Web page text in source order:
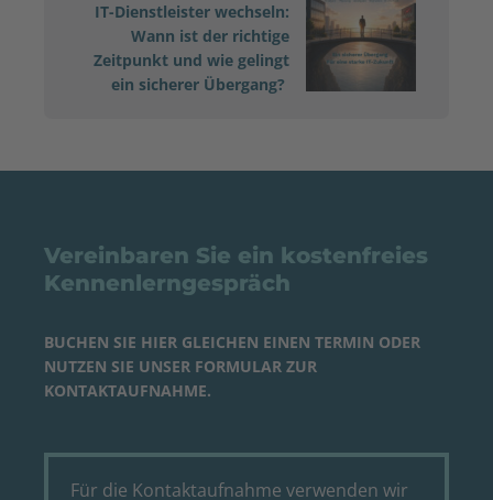
IT-Dienstleister wechseln:
Wann ist der richtige
Zeitpunkt und wie gelingt
ein sicherer Übergang?
Vereinbaren Sie ein kostenfreies
Kennenlerngespräch
BUCHEN SIE HIER GLEICHEN EINEN TERMIN ODER
NUTZEN SIE UNSER FORMULAR ZUR
KONTAKTAUFNAHME.
Für die Kontaktaufnahme verwenden wir